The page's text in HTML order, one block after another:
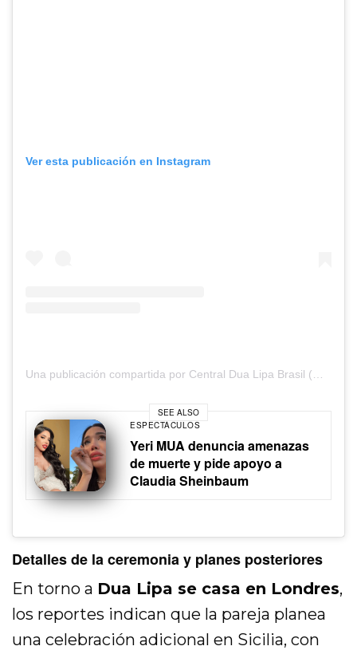
Ver esta publicación en Instagram
SEE ALSO
ESPECTÁCULOS
Yeri MUA denuncia amenazas
de muerte y pide apoyo a
Claudia Sheinbaum
Detalles de la ceremonia y planes posteriores
En torno a Dua Lipa se casa en Londres,
los reportes indican que la pareja planea
una celebración adicional en Sicilia, con